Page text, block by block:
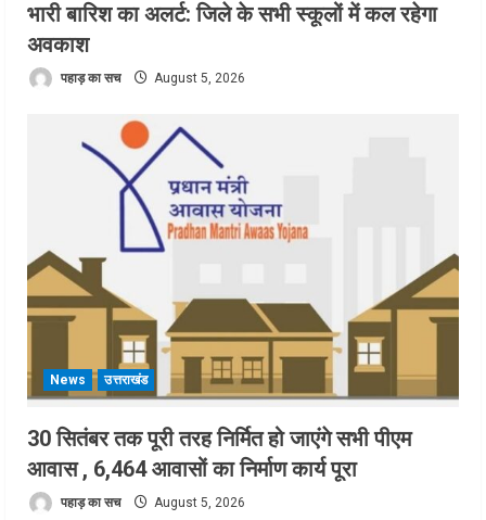
भारी बारिश का अलर्ट: जिले के सभी स्कूलों में कल रहेगा
अवकाश
पहाड़ का सच August 5, 2026
News उत्तराखंड
30 सितंबर तक पूरी तरह निर्मित हो जाएंगे सभी पीएम
आवास , 6,464 आवासों का निर्माण कार्य पूरा
पहाड़ का सच August 5, 2026